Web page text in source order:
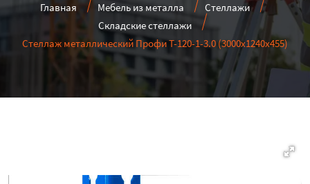
Главная Мебель из металла
Стеллажи
Складские стеллажи
Стеллаж металлический Профи Т-120-1-3.0 (3000х1240х455)